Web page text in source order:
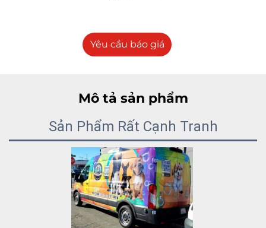
Yêu cầu báo giá
Mô tả sản phẩm
Sản Phẩm Rất Cạnh Tranh